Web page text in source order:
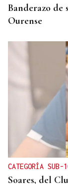
Banderazo
Ourense
CATEGORÍA SUB-
Soares, del